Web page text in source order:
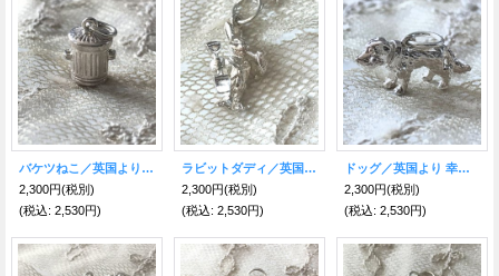
バケツねこ／英国より幸運のシルバーチャーム
2,300円(税別)
(税込: 2,530円)
ラビットダディ／英国より幸運のシルバーチャーム
2,300円(税別)
(税込: 2,530円)
ドッグ／英国より 幸運のシルバーチャーム
2,300円(税別)
(税込: 2,530円)